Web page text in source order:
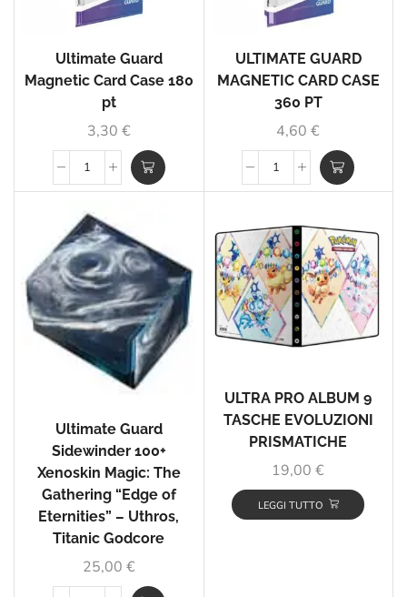
Ultimate Guard
Magnetic Card Case 180
pt
3,30 €
ULTIMATE GUARD
MAGNETIC CARD CASE
360 PT
4,60€
Ultimate Guard
Sidewinder 100+
Xenoskin Magic: The
Gathering “Edge of
Eternities” – Uthros,
Titanic Godcore
25,00 €
ULTRA PRO ALBUM 9
TASCHE EVOLUZIONI
PRISMATICHE
19,00€
LEGGI TUTTO